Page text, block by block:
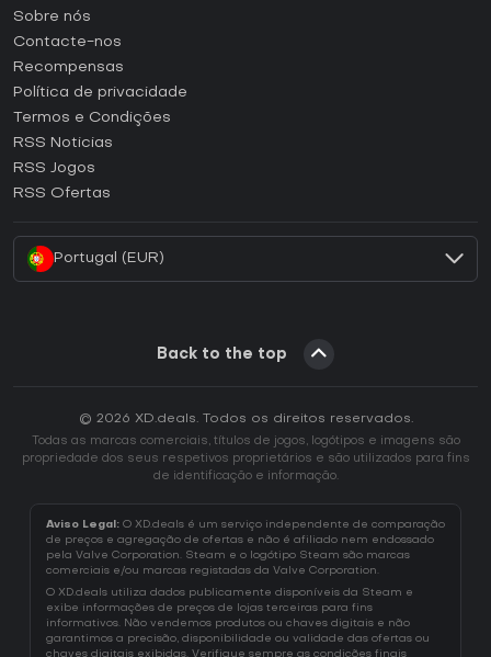
Como ativar uma CD Key Steam?
Como ativar uma CD Key Epic Games?
Como ativar uma CD Key GOG?
Como ativar uma CD Key Ubisoft Connect?
Como ativar uma CD Key EA App?
Sobre nós
Contacte-nos
Recompensas
Política de privacidade
Termos e Condições
RSS Noticias
RSS Jogos
RSS Ofertas
Portugal (EUR)
Back to the top
© 2026 XD.deals. Todos os direitos reservados.
Todas as marcas comerciais, títulos de jogos, logótipos e imagens são
propriedade dos seus respetivos proprietários e são utilizados para fins
de identificação e informação.
Aviso Legal: O XD.deals é um serviço independente de comparação
de preços e agregação de ofertas e não é afiliado nem endossado
pela Valve Corporation. Steam e o logótipo Steam são marcas
comerciais e/ou marcas registadas da Valve Corporation.
O XD.deals utiliza dados publicamente disponíveis da Steam e
exibe informações de preços de lojas terceiras para fins
informativos. Não vendemos produtos ou chaves digitais e não
garantimos a precisão, disponibilidade ou validade das ofertas ou
chaves digitais exibidas. Verifique sempre as condições finais